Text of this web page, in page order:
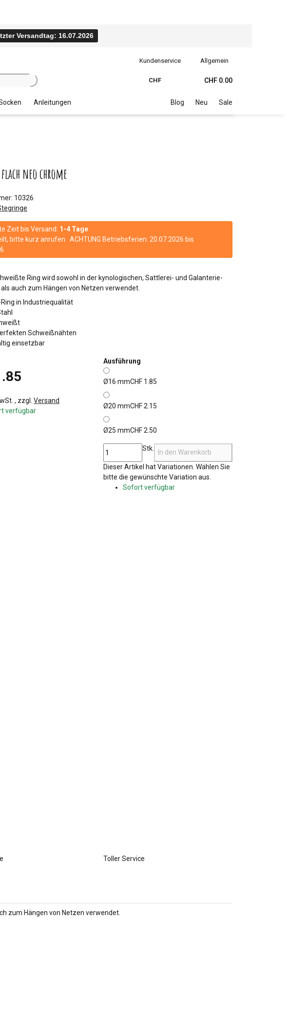
Versandtag: 16.07.2026
Kundenservice Allgemein
CHF CHF 0.00
Anleitungen Blog Neu Sale
neo chrome
10326
Zeit bis Versand: 1-4 Tage
bitte kurz anrufen. ACHTUNG Betriebsferien: 20.07.2026 bis
Ring wird sowohl in der kynologischen, Sattlerei- und Galanterie-
auch zum Hängen von Netzen verwendet.
in Industriequalität
Schweißnähten
einsetzbar
, zzgl. Versand
verfügbar
Ausführung
Ø16 mmCHF 1.85
Ø20 mmCHF 2.15
Ø25 mmCHF 2.50
Stk.
In den Warenkorb
xDieser Artikel hat Variationen. Wählen Sie
bitte die gewünschte Variation aus.
Sofort verfügbar
Toller Service
zum Hängen von Netzen verwendet.